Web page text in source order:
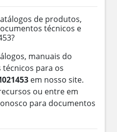
de produtos,
técnicos e
manuais do
para os
em nosso site.
ou entre em
para documentos